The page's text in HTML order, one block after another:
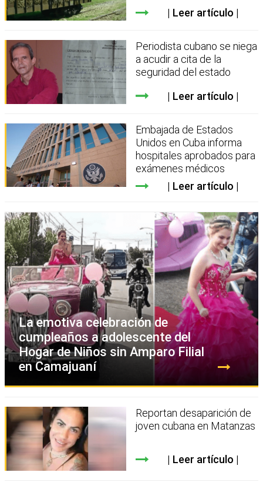
Leer artículo
Periodista cubano se niega
a acudir a cita de la
seguridad del estado
Leer artículo
Embajada de Estados
Unidos en Cuba informa
hospitales aprobados para
exámenes médicos
Leer artículo
La emotiva celebración de
cumpleaños a adolescente del
Hogar de Niños sin Amparo Filial
en Camajuaní
Reportan desaparición de
joven cubana en Matanzas
Leer artículo